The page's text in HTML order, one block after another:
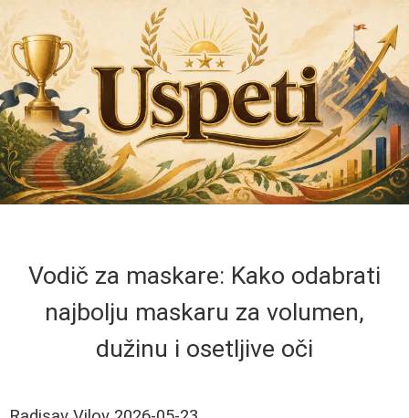
Vodič za maskare: Kako odabrati
najbolju maskaru za volumen,
dužinu i osetljive oči